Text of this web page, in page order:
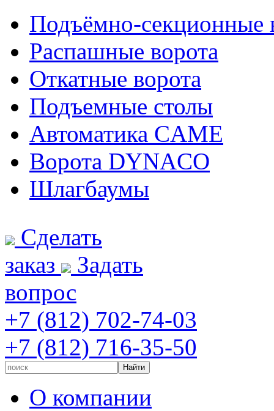
Подъёмно-секционные
Распашные ворота
Откатные ворота
Подъемные столы
Автоматика CAME
Ворота DYNACO
Шлагбаумы
Сделать
заказ
Задать
вопрос
+7 (812) 702-74-03
+7 (812) 716-35-50
О компании